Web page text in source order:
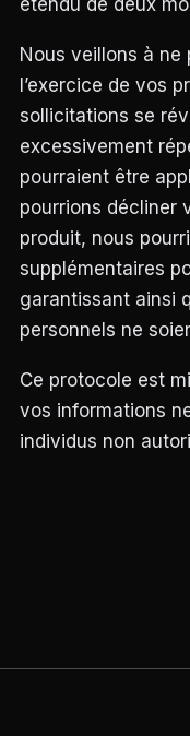
étendu de deux
Nous veillons à ne
l’exercice de vos
sollicitations se
excessivement
pourraient être
pourrions décliner
produit, nous
supplémentaires
garantissant ainsi
personnels ne
Ce protocole est
vos informations
individus non